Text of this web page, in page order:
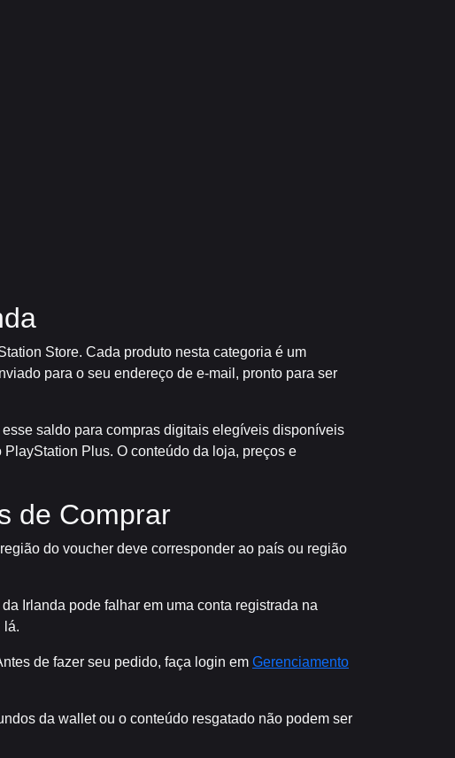
Store. Cada produto nesta categoria é um
para o seu endereço de e-mail, pronto para ser
saldo para compras digitais elegíveis disponíveis
Plus. O conteúdo da loja, preços e
de Comprar
do voucher deve corresponder ao país ou região
Irlanda pode falhar em uma conta registrada na
lá.
de fazer seu pedido, faça login em Gerenciamento
da wallet ou o conteúdo resgatado não podem ser